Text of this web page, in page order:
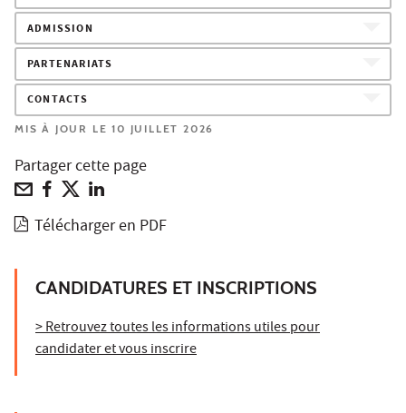
ADMISSION
PARTENARIATS
CONTACTS
MIS À JOUR LE 10 JUILLET 2026
Partager cette page
Télécharger en PDF
CANDIDATURES ET INSCRIPTIONS
> Retrouvez toutes les informations utiles pour
candidater et vous inscrire